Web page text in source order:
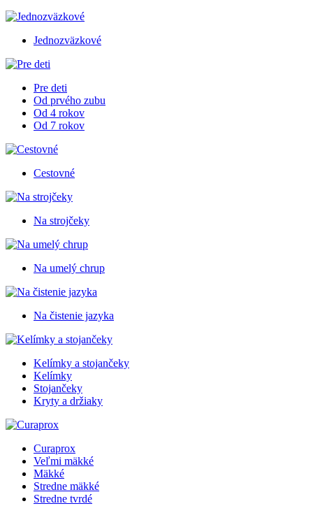
Jednozväzkové
Pre deti
Od prvého zubu
Od 4 rokov
Od 7 rokov
Cestovné
Na strojčeky
Na umelý chrup
Na čistenie jazyka
Kelímky a stojančeky
Kelímky
Stojančeky
Kryty a držiaky
Curaprox
Veľmi mäkké
Mäkké
Stredne mäkké
Stredne tvrdé